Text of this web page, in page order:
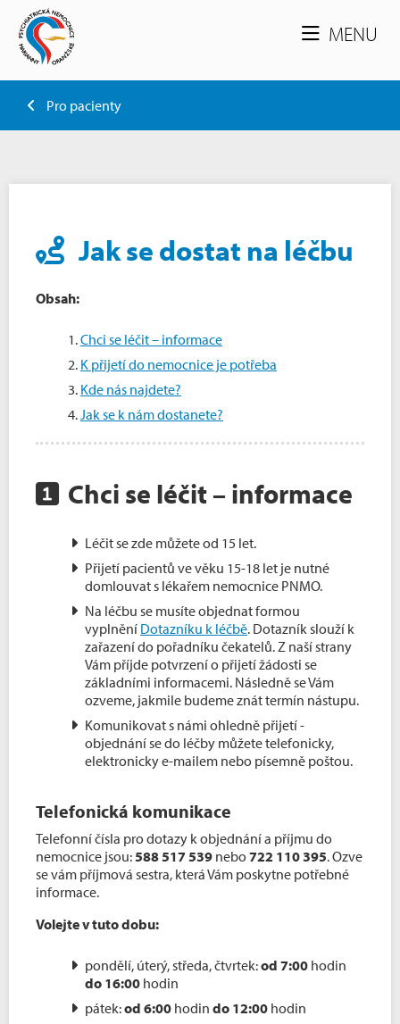
MENU
Pro pacienty
Jak se dostat na léčbu
Obsah:
Chci se léčit – informace
K přijetí do nemocnice je potřeba
Kde nás najdete?
Jak se k nám dostanete?
Chci se léčit – informace
Léčit se zde můžete od 15 let.
Přijetí pacientů ve věku 15-18 let je nutné
domlouvat s lékařem nemocnice PNMO.
Na léčbu se musíte objednat formou
vyplnění Dotazníku k léčbě. Dotazník slouží k
zařazení do pořadníku čekatelů. Z naší strany
Vám příjde potvrzení o přijetí žádosti se
základními informacemi. Následně se Vám
ozveme, jakmile budeme znát termín nástupu.
Komunikovat s námi ohledně přijetí -
objednání se do léčby můžete telefonicky,
elektronicky e-mailem nebo písemně poštou.
Telefonická komunikace
Telefonní čísla pro dotazy k objednání a příjmu do
nemocnice jsou:588 517 539 nebo722 110 395. Ozve
se vám příjmová sestra, která Vám poskytne potřebné
informace.
Volejte v tuto dobu:
pondělí, úterý, středa, čtvrtek:od 7:00 hodin
do 16:00 hodin
pátek:od 6:00 hodin do 12:00 hodin